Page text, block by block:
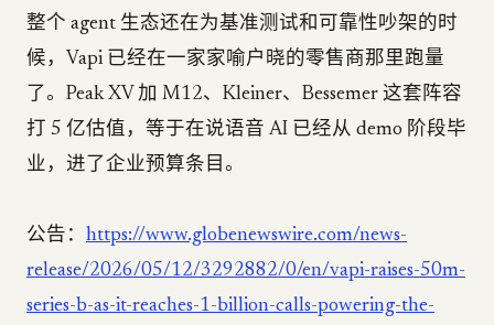
整个 agent 生态还在为基准测试和可靠性吵架的时
候，Vapi 已经在一家家喻户晓的零售商那里跑量
了。Peak XV 加 M12、Kleiner、Bessemer 这套阵容
打 5 亿估值，等于在说语音 AI 已经从 demo 阶段毕
业，进了企业预算条目。
公告： https://www.globenewswire.com/news-
release/2026/05/12/3292882/0/en/vapi-raises-50m-
series-b-as-it-reaches-1-billion-calls-powering-the-